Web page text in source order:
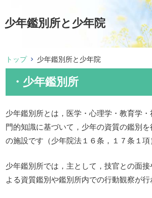
少年鑑別所と少年院
トップ 少年鑑別所と少年院
・少年鑑別所
少年鑑別所とは，医学・心理学・教育学
門的知識に基づいて，少年の資質の鑑別
の施設です（少年院法１６条，１７条１項
少年鑑別所では，主として，技官との面
よる資質鑑別や鑑別所内での行動観察が行